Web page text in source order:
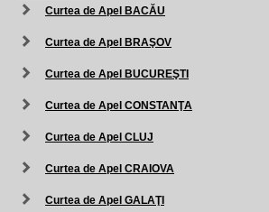
Curtea de Apel BACĂU
Curtea de Apel BRAŞOV
Curtea de Apel BUCUREŞTI
Curtea de Apel CONSTANŢA
Curtea de Apel CLUJ
Curtea de Apel CRAIOVA
Curtea de Apel GALAŢI